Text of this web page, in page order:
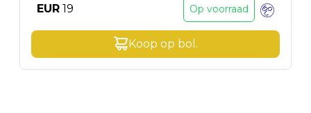
EUR 19 Op voorraad
Koop op bol .